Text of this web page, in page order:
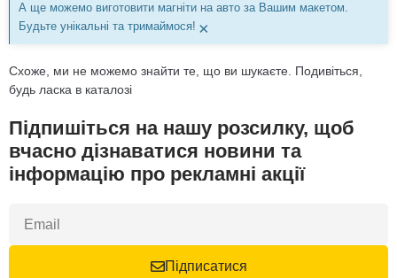
А ще можемо виготовити магніти на авто за Вашим макетом.
Будьте унікальні та тримаймося! ×
Схоже, ми не можемо знайти те, що ви шукаєте. Подивіться,
будь ласка в каталозі
Підпишіться на нашу розсилку, щоб
вчасно дізнаватися новини та
інформацію про рекламні акції
Підписатися